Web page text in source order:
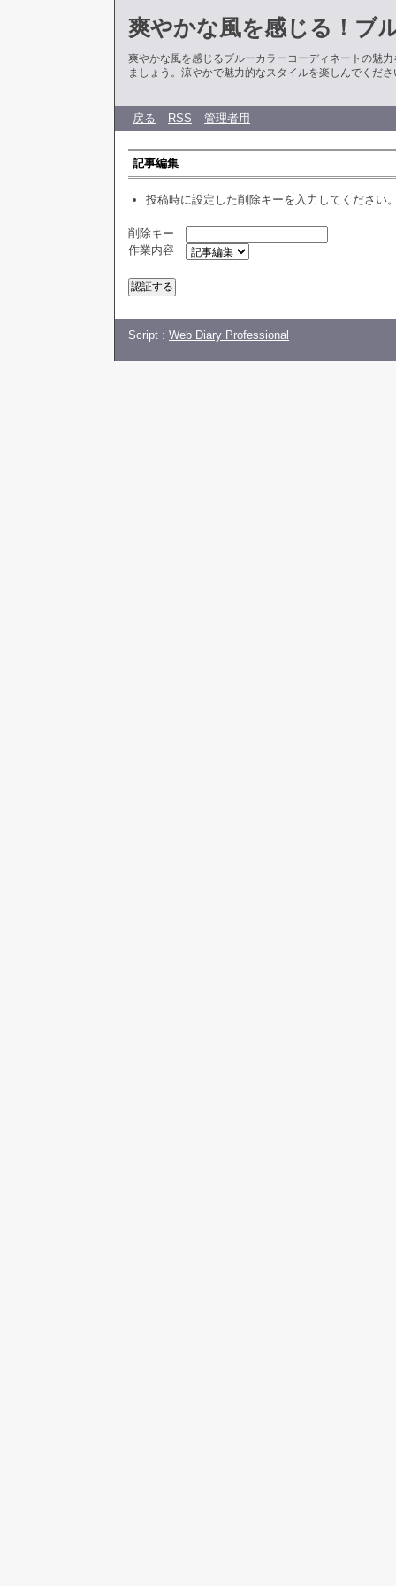
爽やかな風を感じる！ブ
爽やかな風を感じるブルーカラーコーディネートの魅
ましょう。涼やかで魅力的なスタイルを楽しんでくださ
戻る RSS 管理者用
記事編集
投稿時に設定した削除キーを入力してください
削除キー
作業内容
Script : Web Diary Professional